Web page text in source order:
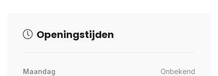
Openingstijden
Maandag
Onbekend